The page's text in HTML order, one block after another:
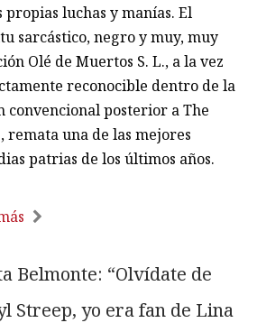
propias luchas y manías. El
sarcástico, negro y muy, muy
Olé de Muertos S. L., a la vez
reconocible dentro de la
convencional posterior a The
remata una de las mejores
patrias de los últimos años.
Belmonte: “Olvídate de
Streep, yo era fan de Lina